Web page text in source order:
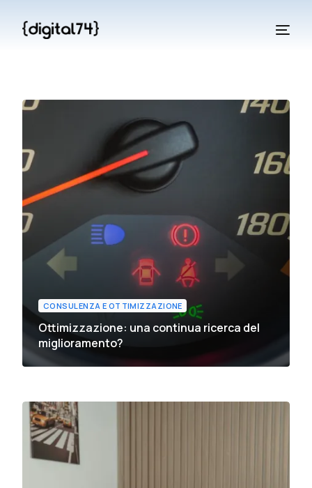
CONSULENZA E OTTIMIZZAZIONE
Ottimizzazione: una continua ricerca del
miglioramento?